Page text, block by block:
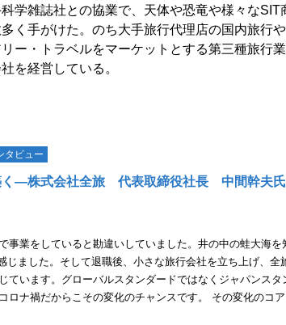
学雑誌社との協業で、天体や恐竜や様々なSIT
く手がけた。のち大手旅行代理店の国内旅行
ー・トラベルをマーケットとする第三種旅行
を経営している。
タビュー
く―株式会社全旅 代表取締役社長 中間幹夫氏
業をしていると勘違いしていました。井の中の蛙大海
ました。そして退職後、小さな旅行会社を立ち上げ、全
ています。グローバルスタンダードではなくジャパンス
ナ禍だからこその変化のチャンスです。 その変化のコ